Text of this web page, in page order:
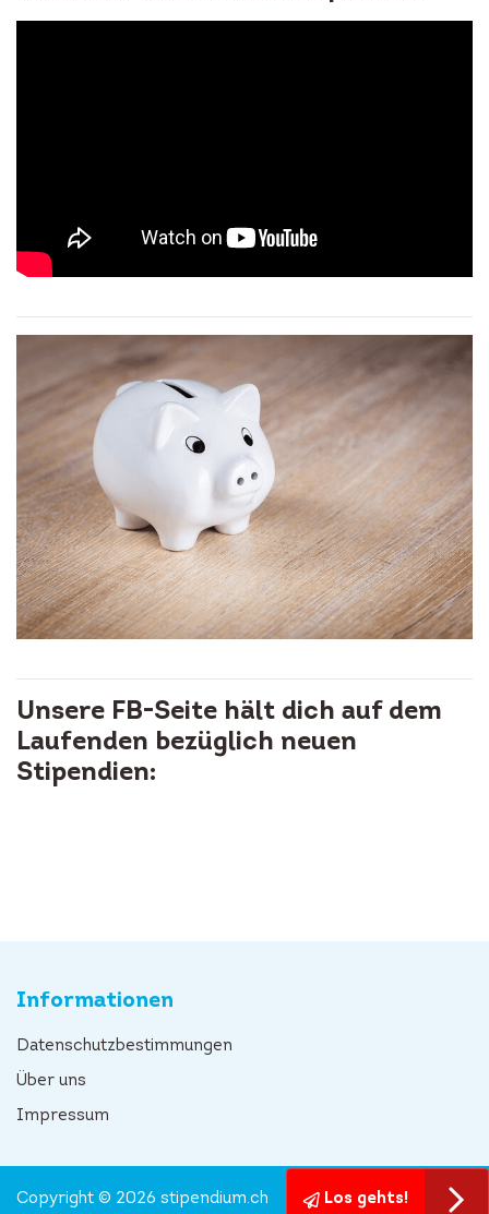
Unsere FB-Seite hält dich auf dem
Laufenden bezüglich neuen
Stipendien:
Informationen
Datenschutzbestimmungen
Über uns
Impressum
Los gehts!
Copyright © 2026 stipendium.ch